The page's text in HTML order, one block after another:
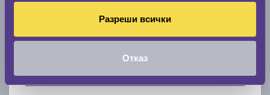
Разреши всички
Отказ
Покажи гуми